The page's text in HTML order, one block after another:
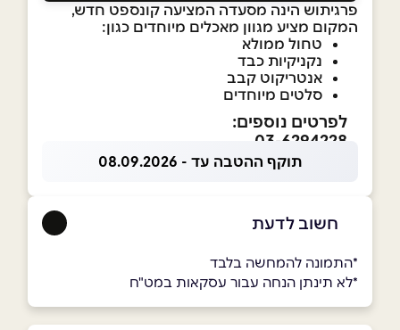
פרגיתוש הינה מסעדה המציעה קונספט חדש,
המקום מציע מגוון מאכלים מיוחדים כגון:
טחול ממולא
נקניקיות כבד
אנטריקוט קבב
סלטים מיוחדים
לפרטים נוספים:
תוקף ההטבה עד - 08.09.2026
חשוב לדעת
*התמונה להמחשה בלבד
*לא תינתן הנחה עבור עסקאות במט"ח